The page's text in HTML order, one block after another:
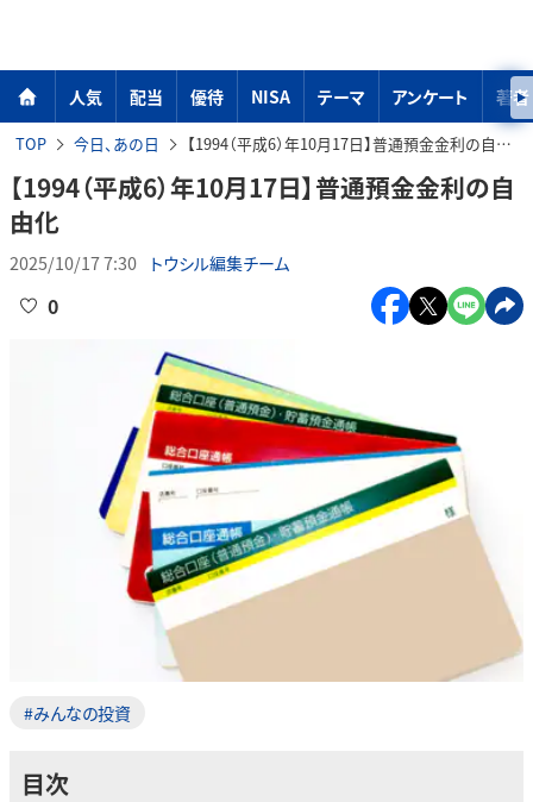
人気 配当 優待 NISA テーマ アンケート 著者
TOP 今日、あの日 【1994（平成6）年10月17日】普通預金金利の自由化
【1994（平成6）年10月17日】普通預金金利の自
由化
2025/10/17 7:30 トウシル編集チーム
0
#みんなの投資
目次